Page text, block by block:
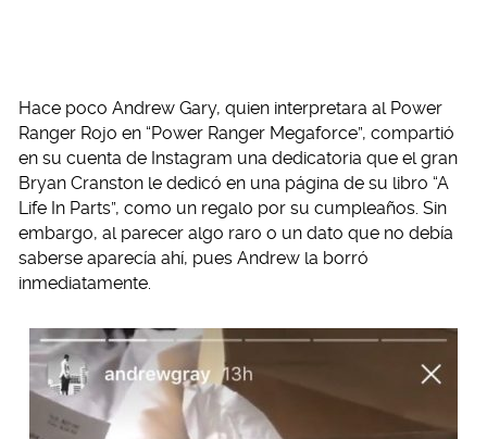
Hace poco Andrew Gary, quien interpretara al Power
Ranger Rojo en “Power Ranger Megaforce”, compartió
en su cuenta de Instagram una dedicatoria que el gran
Bryan Cranston le dedicó en una página de su libro “A
Life In Parts”, como un regalo por su cumpleaños. Sin
embargo, al parecer algo raro o un dato que no debía
saberse aparecía ahí, pues Andrew la borró
inmediatamente.